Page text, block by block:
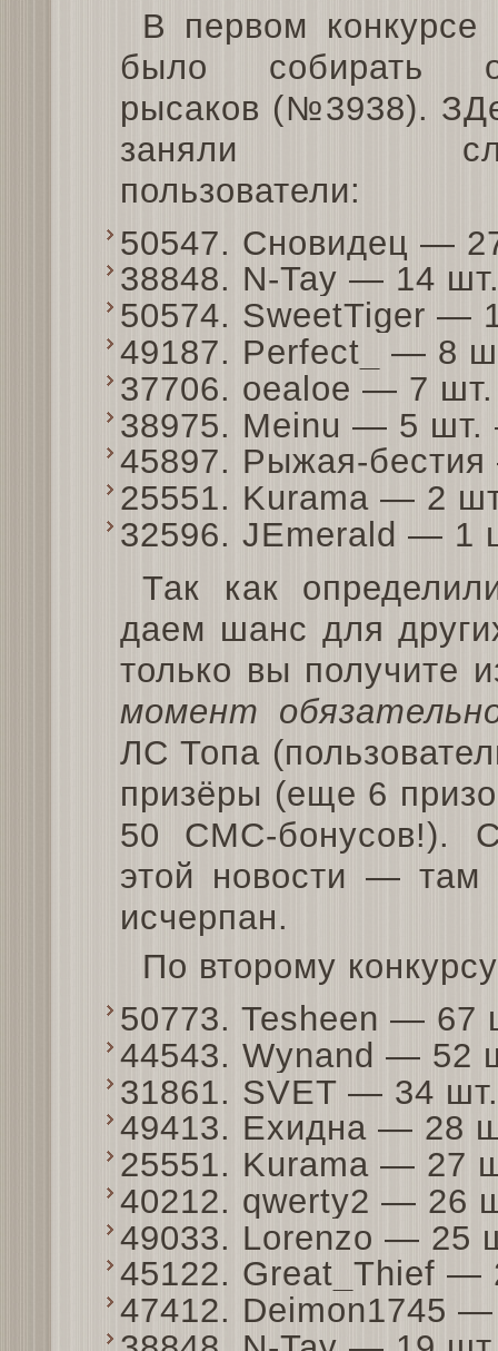
В первом конкурсе
было собирать
рысаков (№3938).
заняли
пользователи:
50547. Сновидец —
38848. N-Tay — 14
50574. SweetTiger —
49187. Perfect_ — 8
37706. oealoe — 7
38975. Meinu — 5
45897. Рыжая-
25551. Kurama — 2
32596. JEmerald —
Так как
даем шанс для
только вы получите
момент
ЛС Топа
призёры (еще 6
50 СМС-бонусов!).
этой новости — там
исчерпан.
По второму
50773. Tesheen —
44543. Wynand — 52
31861. SVET — 34
49413. Ехидна — 28
25551. Kurama — 27
40212. qwerty2 — 26
49033. Lorenzo — 25
45122. Great_Thief
47412. Deimon1745